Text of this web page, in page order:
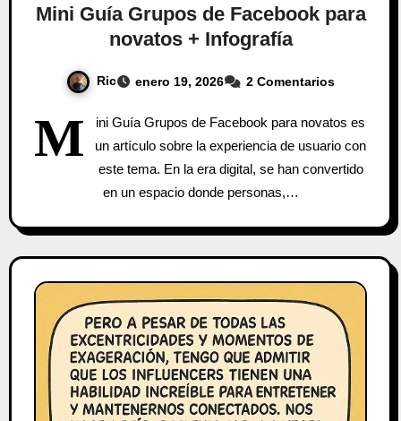
Mini Guía Grupos de Facebook para
novatos + Infografía
Ric enero 19, 2026 2 Comentarios
M
ini Guía Grupos de Facebook para novatos es
un artículo sobre la experiencia de usuario con
este tema. En la era digital, se han convertido
en un espacio donde personas,…